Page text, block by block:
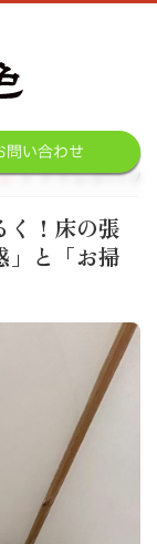
問い合わせ
トイレがパッ
く！床の張
」と「お掃